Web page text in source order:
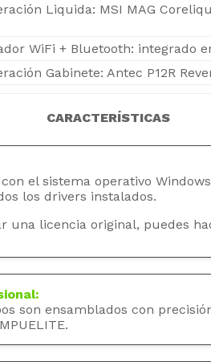
Liquida: MSI MAG
WiFi + Bluetooth: integrado
Gabinete: Antec P12R
CARACTERÍSTICAS
el sistema operativo Windows
los drivers instalados.
una licencia original, puedes
son ensamblados con